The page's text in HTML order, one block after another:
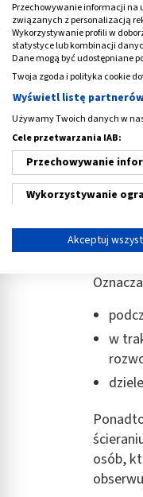
W
stopy.
w
osób,
Przechowywanie informacji na
związanych z personalizacją
Wykorzystywanie profili w
statystyce lub kombinacji
Dane mogą być udostępniane
Twoja zgoda i polityka cookie
Wyświetl listę
Używamy Twoich danych w
Cele przetwarzania IAB:
Przechowywanie
Wykorzystywanie
Tworzenie profili w
Tworzenie profili w
Wykorzystywanie
Pomiar efektywności
Pomiar efektywności
Rozumienie
Rozwój i ulepszanie
Wykorzystywanie
Akceptuj